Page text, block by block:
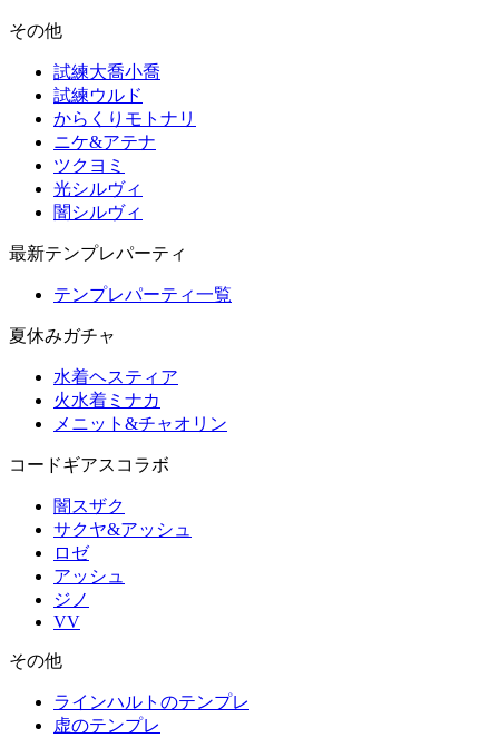
その他
試練大喬小喬
試練ウルド
からくりモトナリ
ニケ&アテナ
ツクヨミ
光シルヴィ
闇シルヴィ
最新テンプレパーティ
テンプレパーティ一覧
夏休みガチャ
水着ヘスティア
火水着ミナカ
メニット&チャオリン
コードギアスコラボ
闇スザク
サクヤ&アッシュ
ロゼ
アッシュ
ジノ
VV
その他
ラインハルトのテンプレ
虚のテンプレ